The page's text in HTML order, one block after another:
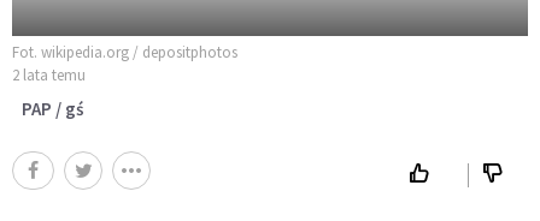
Fot. wikipedia.org / depositphotos
2 lata temu
PAP / gś